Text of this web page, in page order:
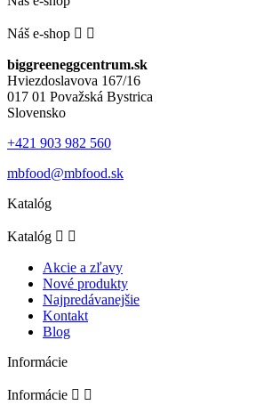
Náš e-shop  
biggreeneggcentrum.sk
Hviezdoslavova 167/16
017 01 Považská Bystrica
Slovensko
+421 903 982 560
mbfood@mbfood.sk
Katalóg
Katalóg  
Akcie a zľavy
Nové produkty
Najpredávanejšie
Kontakt
Blog
Informácie
Informácie  